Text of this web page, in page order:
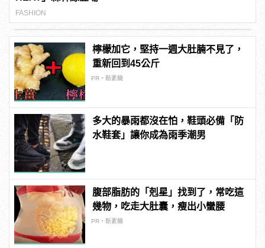
FASHION
檸檬加它，堅持一週大肚腩不見了，
重新回到45公斤
PR・新素簡
多大的暴雨都沒在怕，鞋頭必備「防
水鞋套」讓你成為雨季潮男
腹部脂肪的「剋星」找到了，常吃這
幾物，吃走大肚囊，瘦出小蠻腰
PR・新素簡